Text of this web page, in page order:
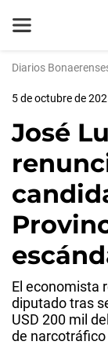
Diarios
5 de octubre de
José
El economista
diputado tras
USD 200 mil
de narcotráfico